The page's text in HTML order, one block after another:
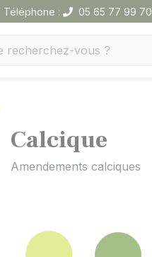
Téléphone : 05 65 77 99 70
Calcique
Amendements calciques